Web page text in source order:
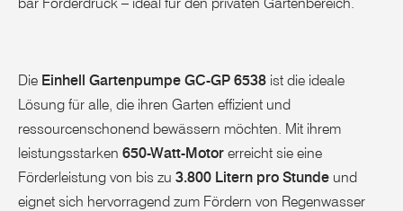
Die Einhell Gartenpumpe GC-GP 6538 ist die ideale
Lösung für alle, die ihren Garten effizient und
ressourcenschonend bewässern möchten. Mit ihrem
leistungsstarken 650-Watt-Motor erreicht sie eine
Förderleistung von bis zu 3.800 Litern pro Stunde und
eignet sich hervorragend zum Fördern von Regenwasser